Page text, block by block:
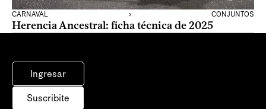
CARNAVAL › CONJUNTOS
Herencia Ancestral: ficha técnica de 2025
Ingresar
Suscribite